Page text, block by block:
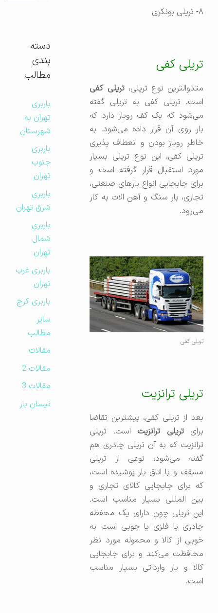
تریلی کفی
متدوالترین نوع تریلی،تریلی کفی
است. تریلی کفی به تریلی گفته
می‌شود که یک کف روباز دارد که
بار روی آن قرار داده می‌شود. به
خاطر روباز بودن و انعطاف پذیری
تریلی کفی، این نوع تریلی بسیار
مورد استقبال قرار گرفته است و
برای جابجایی انواع بارهای صنعتی،‌
تجاری، بار سنگ و آهن الات به کار
می‌رود.
تریلی کفی
تریلی ترانزیت
بعد از تریلی کفی، بیشترین تقاضا
برایتریلی ترانزیتاست. تریلی
ترانزیت که به آن تریلی چادری هم
گفته می‌شود، نوعی از تریلی
مسقف و با اتاق بار پوشیده است،
که برای جابجایی کالای تجاری و
بین المللی بسیار مناسب است.
این تریلی چون دارای یک محفظه
چادری یا فلزی یا چوبی است به
خوبی از کالا و محموله مورد نظر
محافظت می‌کند و برای جابجایی
کالا و بار وارداتی بسیار مناسب
است.
دسته
بندی
مطالب
باربری
تهران به
شهرستان
باربری
جنوب
تهران
باربری
شرق تهران
باربری
شمال
تهران
باربری غرب
تهران
باربری کرج
مطالب
مقالات
مقالات 2
مقالات 3
نیسان بار